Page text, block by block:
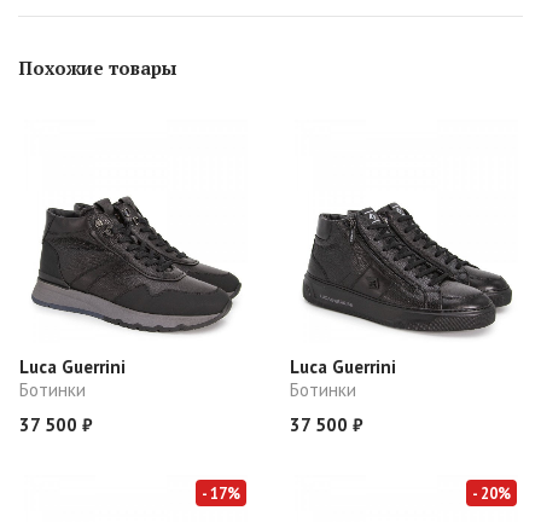
Похожие товары
Luca Guerrini
Ботинки
37 500 ₽
Luca Guerrini
Ботинки
37 500 ₽
- 17% - 20%